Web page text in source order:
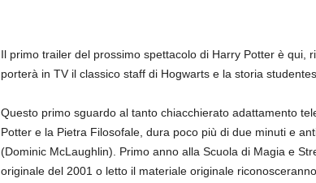
Il primo trailer del prossimo spettacolo di Harry Potter è qui,
porterà in TV il classico staff di Hogwarts e la storia
Questo primo sguardo al tanto chiacchierato adattamento
Potter e la Pietra Filosofale, dura poco più di due minuti e
(Dominic McLaughlin).
Primo anno alla Scuola di Magia e
originale del 2001 o letto il materiale originale